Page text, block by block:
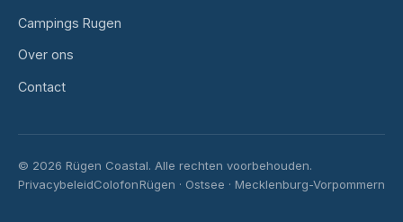
Campings Rugen
Over ons
Contact
© 2026 Rügen Coastal. Alle rechten voorbehouden.
PrivacybeleidColofonRügen · Ostsee · Mecklenburg-Vorpommern